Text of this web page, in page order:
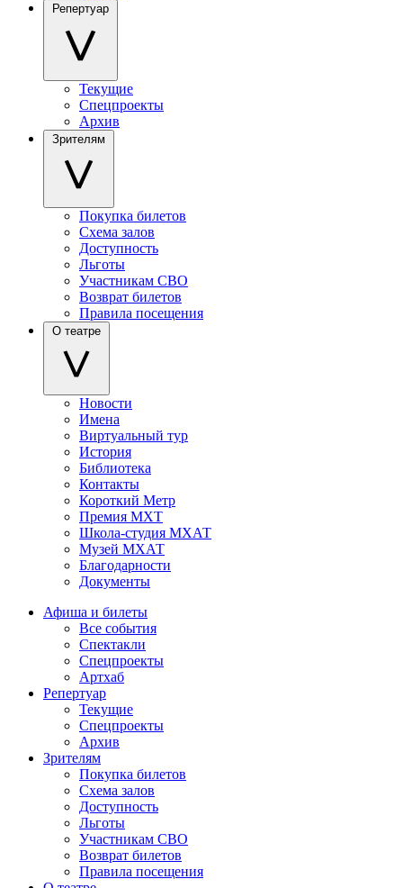
Репертуар
Текущие
Спецпроекты
Архив
Зрителям
Покупка билетов
Схема залов
Доступность
Льготы
Участникам СВО
Возврат билетов
Правила посещения
О театре
Новости
Имена
Виртуальный тур
История
Библиотека
Контакты
Короткий Метр
Премия МХТ
Школа-студия МХАТ
Музей МХАТ
Благодарности
Документы
Афиша и билеты
Все события
Спектакли
Спецпроекты
Артхаб
Репертуар
Текущие
Спецпроекты
Архив
Зрителям
Покупка билетов
Схема залов
Доступность
Льготы
Участникам СВО
Возврат билетов
Правила посещения